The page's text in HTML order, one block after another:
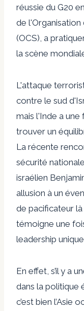
réussie du G20
de
(OCS), a
la scène
L'attaque
contre le sud
mais l'Inde a une
trouver un
La récente
sécurité
israélien
allusion à un
de pacificateur
témoigne une
leadership
En effet, s’il y a
dans la politique
c’est bien l’Asie